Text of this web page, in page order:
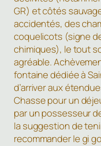
GR) et côtés
accidentés, des
coquelicots (signe
chimiques), le tout
agréable.
fontaine dédiée à
d’arriver aux
Chasse pour un
par un possesseur
la suggestion de
recommander le gi